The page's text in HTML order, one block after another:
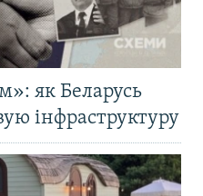
як Беларусь
інфраструктуру